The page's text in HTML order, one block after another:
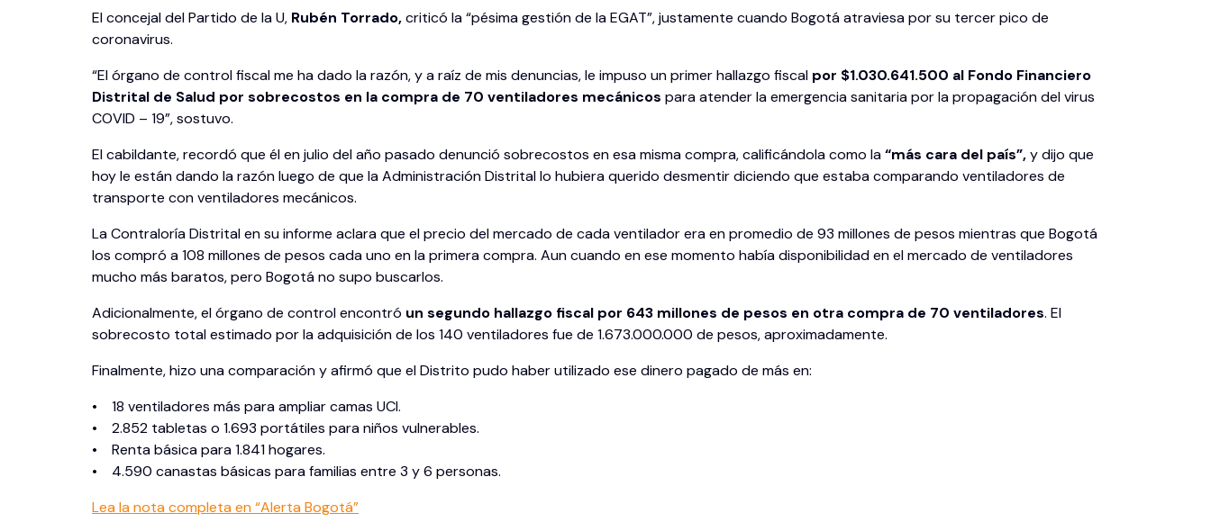
El concejal del Partido de la U, Rubén Torrado,criticó la “pésima gestión de la EGAT”, justamente cuando Bogotá atraviesa por su tercer pico de
coronavirus.
“El órgano de control fiscal me ha dado la razón, y a raíz de mis denuncias, le impuso un primer hallazgo fiscal por $1.030.641.500 al Fondo Financiero
Distrital de Salud por sobrecostos en la compra de 70 ventiladores mecánicos para atender la emergencia sanitaria por la propagación del virus
COVID – 19”, sostuvo.
El cabildante, recordó que él en julio del año pasado denunció sobrecostos en esa misma compra, calificándola como la“más cara del país”,y dijo que
hoy le están dando la razón luego de que la Administración Distrital lo hubiera querido desmentir diciendo que estaba comparando ventiladores de
transporte con ventiladores mecánicos.
La Contraloría Distrital en su informe aclara que el precio del mercado de cada ventilador era en promedio de 93 millones de pesos mientras que Bogotá
los compró a 108 millones de pesos cada uno en la primera compra. Aun cuando en ese momento había disponibilidad en el mercado de ventiladores
mucho más baratos, pero Bogotá no supo buscarlos.
Adicionalmente, el órgano de control encontró un segundo hallazgo fiscal por 643 millones de pesos en otra compra de 70 ventiladores. El
sobrecosto total estimado por la adquisición de los 140 ventiladores fue de 1.673.000.000 de pesos, aproximadamente.
Finalmente, hizo una comparación y afirmó que el Distrito pudo haber utilizado ese dinero pagado de más en:
• 18 ventiladores más para ampliar camas UCI.
• 2.852 tabletas o 1.693 portátiles para niños vulnerables.
• Renta básica para 1.841 hogares.
• 4.590 canastas básicas para familias entre 3 y 6 personas.
Lea la nota completa en “Alerta Bogotá”